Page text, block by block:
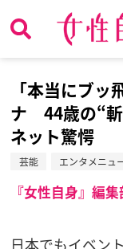
「本当にブ
ナ 44歳の“斬
ネット驚愕
芸能 エンタメニュ
『女性自身』編集
日本でもイベン